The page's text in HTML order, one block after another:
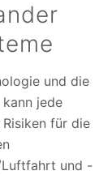
und die
jede
für die
und -